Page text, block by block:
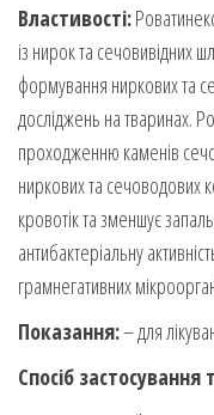
Властивості:
із нирок та сечовивідних
формування ниркових та
досліджень на тваринах.
проходженню каменів
ниркових та сечоводових
кровотік та зменшує
антибактеріальну
грамнегативних
Показання:– для
Спосіб застосування